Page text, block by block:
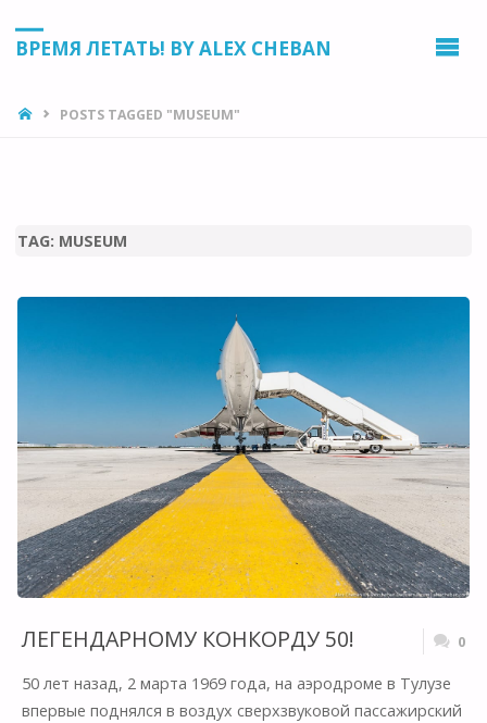
ВРЕМЯ ЛЕТАТЬ! BY ALEX CHEBAN
HOMEPOSTS TAGGED "MUSEUM"
TAG: MUSEUM
ЛЕГЕНДАРНОМУ КОНКОРДУ 50! 0
50 лет назад, 2 марта 1969 года, на аэродроме в Тулузе
впервые поднялся в воздух сверхзвуковой пассажирский